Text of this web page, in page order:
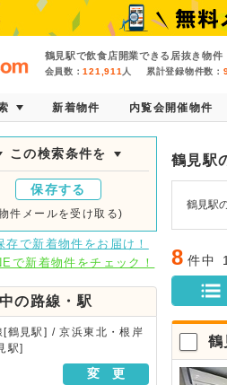
鶴見駅で飲食店開業できる居抜き物
会員数：121,911 人 累計登録物件数：
新着物件 内覧会開催物件
この検索条件を
保存する
件メールを受け取る)
存で新着物件をお届け！
で新着物件をチェック！
の路線・駅
[鶴見駅] / 京浜東北・根岸
駅]
変 更
鶴見駅
鶴見駅
8 件中
鶴